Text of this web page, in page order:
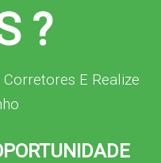
?
E Realize